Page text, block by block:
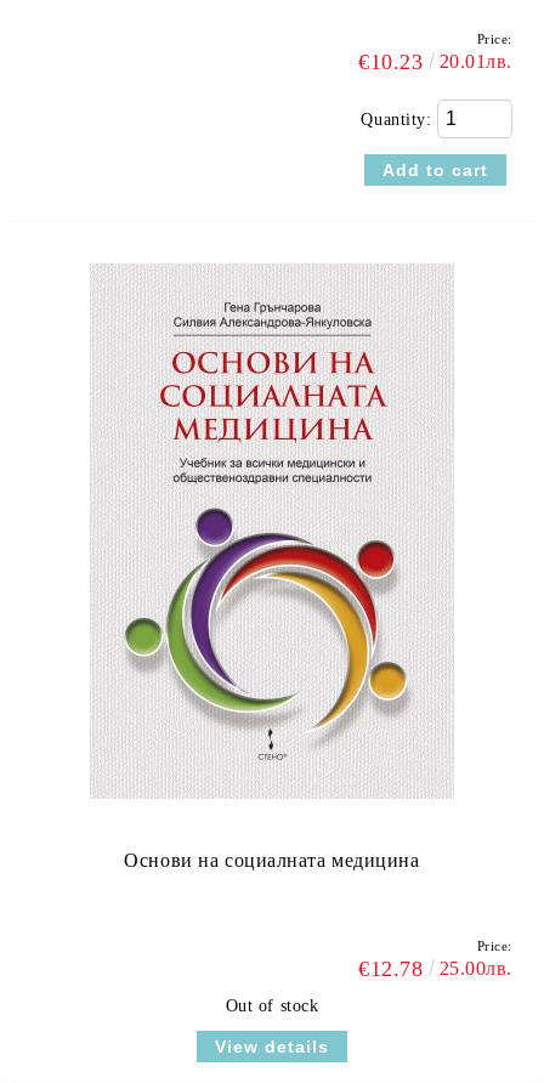
Price:
€10.23 20.01лв.
Quantity:
Основи на социалната медицина
Price:
€12.78 25.00лв.
Out of stock
View details